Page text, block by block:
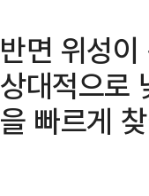
반면 위성
상대적으로
을 빠르게